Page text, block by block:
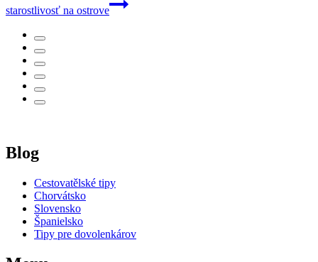
starostlivosť na ostrove
Blog
Cestovatělské tipy
Chorvátsko
Slovensko
Španielsko
Tipy pre dovolenkárov